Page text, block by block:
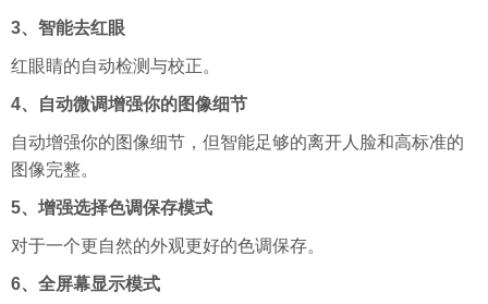
3、智能去红眼
红眼睛的自动检测与校正。
4、自动微调增强你的图像细节
自动增强你的图像细节，但智能足够的离开人脸和高标准的
图像完整。
5、增强选择色调保存模式
对于一个更自然的外观更好的色调保存。
6、全屏幕显示模式